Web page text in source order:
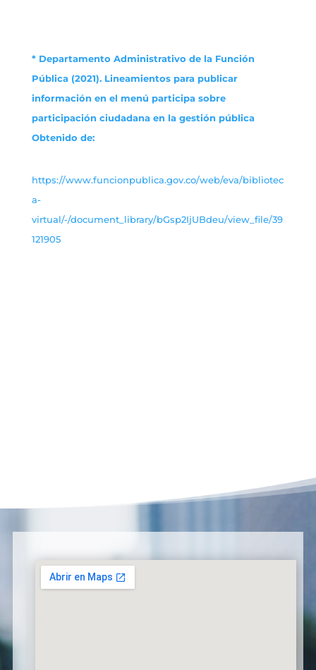
* Departamento Administrativo de la Función
Pública (2021). Lineamientos para publicar
información en el menú participa sobre
participación ciudadana en la gestión pública
Obtenido de:
https://www.funcionpublica.gov.co/web/eva/bibliotec
a-
virtual/-/document_library/bGsp2IjUBdeu/view_file/39
121905